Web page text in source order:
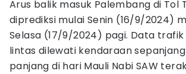
Arus balik masuk Palembang di Tol
diprediksi mulai Senin (16/9/2024)
Selasa (17/9/2024) pagi. Data
lintas dilewati kendaraan
panjang di hari Mauli Nabi SAW